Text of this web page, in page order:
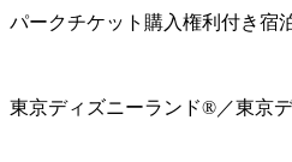
パークチケット購入権利付き宿
東京ディズニーランド®／東京